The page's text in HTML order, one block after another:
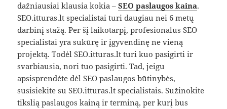
dažniausiai klausia kokia –SEO paslaugos kaina.
SEO.itturas.lt specialistai turi daugiau nei 6 metų
darbinį stažą. Per šį laikotarpį, profesionalūs SEO
specialistai yra sukūrę ir įgyvendinę ne vieną
projektą. Todėl SEO.itturas.lt turi kuo pasigirti ir
svarbiausia, nori tuo pasigirti. Tad, jeigu
apsisprendėte dėl SEO paslaugos būtinybės,
susisiekite su SEO.itturas.lt specialistais. Sužinokite
tikslią paslaugos kainą ir terminą, per kurį bus